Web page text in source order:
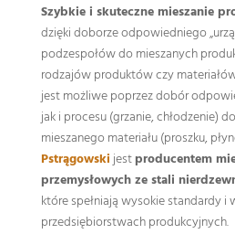
Szybkie i skuteczne mieszanie
dzięki doborze odpowiedniego
podzespołów do mieszanych
rodzajów produktów czy
jest możliwe poprzez dobór
jak i procesu (grzanie, chłodzenie)
mieszanego materiału (proszku,
Pstrągowski jestproducentem
przemysłowych ze stali
które spełniają wysokie standardy
przedsiębiorstwach produkcyjnych.